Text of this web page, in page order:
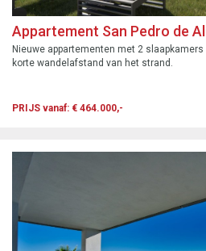
Appartement San Pedro de
Nieuwe appartementen met 2
korte wandelafstand van het strand.
PRIJS vanaf: € 464.000,-